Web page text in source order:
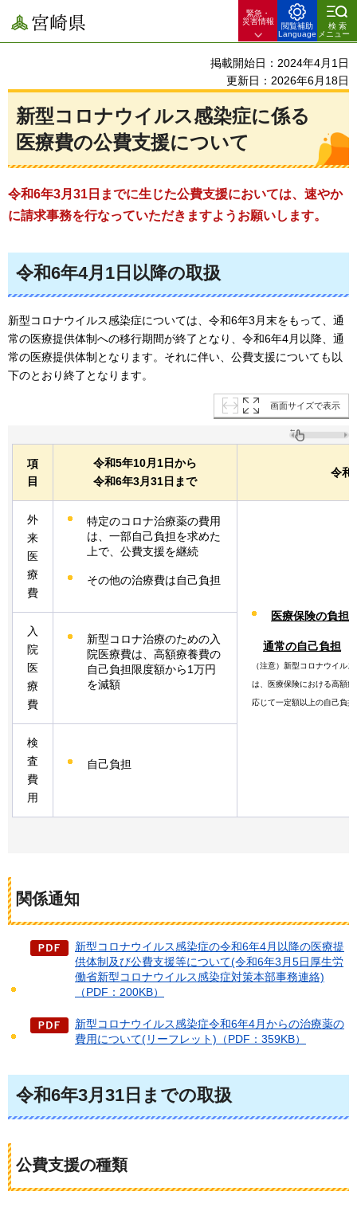
宮崎県
緊急・
災害情報
閲覧補助
Language
検索
メニュー
掲載開始日：2024年4月1日
更新日：2026年6月18日
新型コロナウイルス感染症に係る
医療費の公費支援について
令和6年3月31日までに生じた公費支援においては、速やか
に請求事務を行なっていただきますようお願いします。
令和6年4月1日以降の取扱
新型コロナウイルス感染症については、令和6年3月末をもって、通
常の医療提供体制への移行期間が終了となり、令和6年4月以降、通
常の医療提供体制となります。それに伴い、公費支援についても以
下のとおり終了となります。
画面サイズで表示
項
目
令和5年10月1日から
令和6年3月31日まで
令和
外
来
医
療
費
特定のコロナ治療薬の費用
は、一部自己負担を求めた
上で、公費支援を継続
その他の治療費は自己負担
医療保険の負担
通常の自己負担
（注意）新型コロナウイル
は、医療保険における高額
応じて一定額以上の自己負
入
院
医
療
費
新型コロナ治療のための入
院医療費は、高額療養費の
自己負担限度額から1万円
を減額
検
査
費
用
自己負担
関係通知
新型コロナウイルス感染症の令和6年4月以降の医療提
供体制及び公費支援等について(令和6年3月5日厚生労
働省新型コロナウイルス感染症対策本部事務連絡)
（PDF：200KB）
新型コロナウイルス感染症令和6年4月からの治療薬の
費用について(リーフレット)（PDF：359KB）
令和6年3月31日までの取扱
公費支援の種類